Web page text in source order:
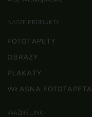
NASZE PRODUKTY
FOTOTAPETY
OBRAZY
PLAKATY
WŁASNA FOTOTAPETA
WAŻNE LINKI